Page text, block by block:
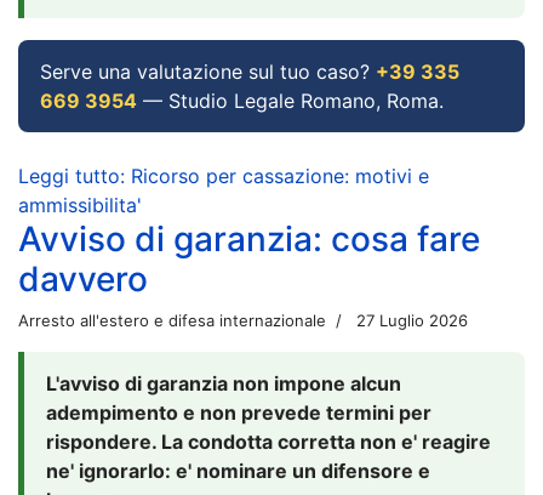
Serve una valutazione sul tuo caso? +39 335
669 3954 — Studio Legale Romano, Roma.
Leggi tutto: Ricorso per cassazione: motivi e
ammissibilita'
Avviso di garanzia: cosa fare
davvero
Arresto all'estero e difesa internazionale 27 Luglio 2026
L'avviso di garanzia non impone alcun
adempimento e non prevede termini per
rispondere. La condotta corretta non e' reagire
ne' ignorarlo: e' nominare un difensore e